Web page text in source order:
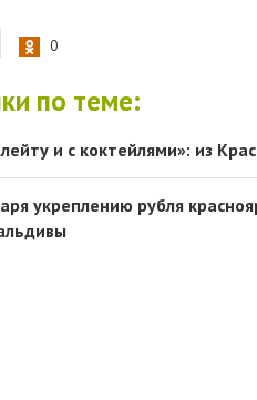
0
по теме:
и с коктейлями»: из
укреплению рубля